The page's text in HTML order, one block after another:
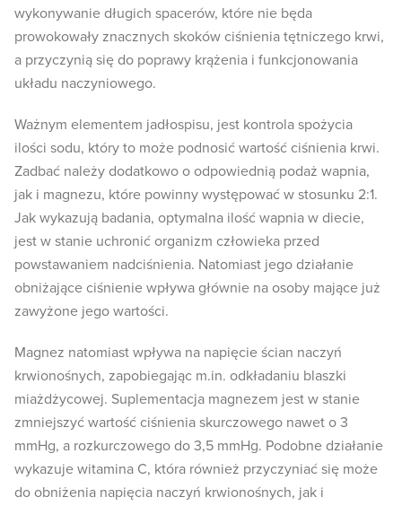
wykonywanie długich spacerów, które nie będa
prowokowały znacznych skoków ciśnienia tętniczego krwi,
a przyczynią się do poprawy krążenia i funkcjonowania
układu naczyniowego.
Ważnym elementem jadłospisu, jest kontrola spożycia
ilości sodu, który to może podnosić wartość ciśnienia krwi.
Zadbać należy dodatkowo o odpowiednią podaż wapnia,
jak i magnezu, które powinny występować w stosunku 2:1.
Jak wykazują badania, optymalna ilość wapnia w diecie,
jest w stanie uchronić organizm człowieka przed
powstawaniem nadciśnienia. Natomiast jego działanie
obniżające ciśnienie wpływa głównie na osoby mające już
zawyżone jego wartości.
Magnez natomiast wpływa na napięcie ścian naczyń
krwionośnych, zapobiegając m.in. odkładaniu blaszki
miażdżycowej. Suplementacja magnezem jest w stanie
zmniejszyć wartość ciśnienia skurczowego nawet o 3
mmHg, a rozkurczowego do 3,5 mmHg. Podobne działanie
wykazuje witamina C, która również przyczyniać się może
do obniżenia napięcia naczyń krwionośnych, jak i